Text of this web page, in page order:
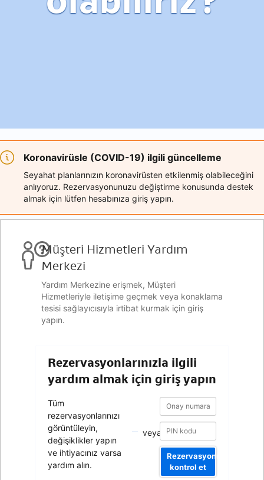
Koronavirüsle (COVID-19) ilgili güncelleme
Seyahat planlarınızın koronavirüsten etkilenmiş olabileceğini
anlıyoruz. Rezervasyonunuzu değiştirme konusunda destek
almak için lütfen hesabınıza giriş yapın.
Müşteri Hizmetleri Yardım
Merkezi
Yardım Merkezine erişmek, Müşteri
Hizmetleriyle iletişime geçmek veya konaklama
tesisi sağlayıcısıyla irtibat kurmak için giriş
yapın.
Rezervasyonlarınızla ilgili
yardım almak için giriş yapın
Tüm
rezervasyonlarınızı
görüntüleyin,
değişiklikler yapın
ve ihtiyacınız varsa
yardım alın.
veya
Onay
numarası
Onay
numarası
Rezervasyonumu
kontrol et